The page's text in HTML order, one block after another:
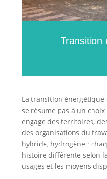
Transition
La transition
se résume pas à un
engage des territoires,
des organisations du
hybride, hydrogène :
histoire différente selon
usages et les moyens